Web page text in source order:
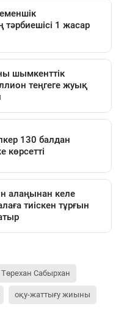
Төрехан Сабырхан
оқу-жаттығу жиыны